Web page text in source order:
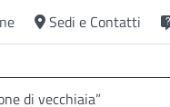
Sedi e Contatti